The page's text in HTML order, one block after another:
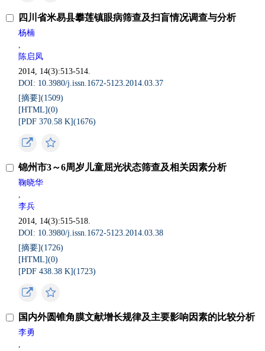
四川省米易县攀莲镇眼病筛查及扫盲情况调查与分析
杨楠
,
陈启凤
2014, 14(3):513-514.
DOI: 10.3980/j.issn.1672-5123.2014.03.37
[摘要](1509)
[HTML](0)
[PDF 370.58 K](1676)
锦州市3～6周岁儿童屈光状态筛查及相关因素分析
鞠晓华
,
李兵
2014, 14(3):515-518.
DOI: 10.3980/j.issn.1672-5123.2014.03.38
[摘要](1726)
[HTML](0)
[PDF 438.38 K](1723)
国内外圆锥角膜文献增长规律及主要影响因素的比较分析
李勇
,